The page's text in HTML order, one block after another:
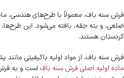
فرش سنه باف، معمولاً با طرح‌های هندسی،
ضلعی، و بته جقه، بافته می‌شود. این
کردستان هستند.
فرش سنه باف، از مواد اولیه باکیفیتی
ماده اولیه اصلی فرش سنه باف است و به